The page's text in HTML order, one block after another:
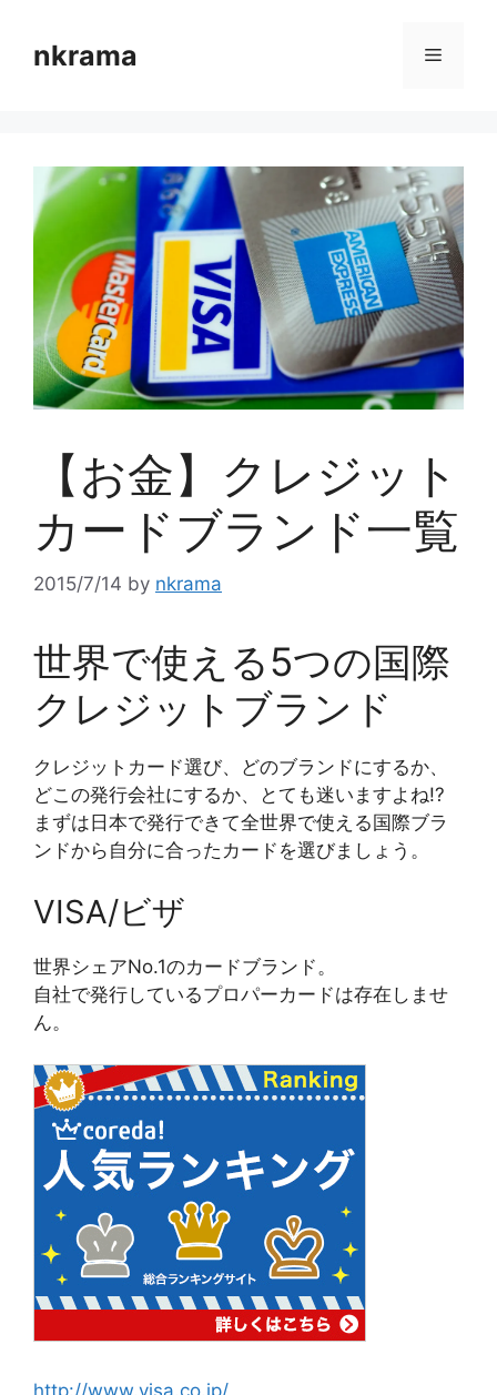
nkrama メ
ュ
ー
【お金】クレジット
カードブランド一覧
2015/7/14 by nkrama
世界で使える5つの国際
クレジットブランド
クレジットカード選び、どのブランドにするか、
どこの発行会社にするか、とても迷いますよね!?
まずは日本で発行できて全世界で使える国際ブラ
ンドから自分に合ったカードを選びましょう。
VISA/ビザ
世界シェアNo.1のカードブランド。
自社で発行しているプロパーカードは存在しませ
ん。
http://www.visa.co.jp/